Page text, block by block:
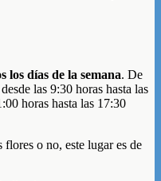
los días de la semana. De
las 9:30 horas hasta las
horas hasta las 17:30
flores o no, este lugar es de